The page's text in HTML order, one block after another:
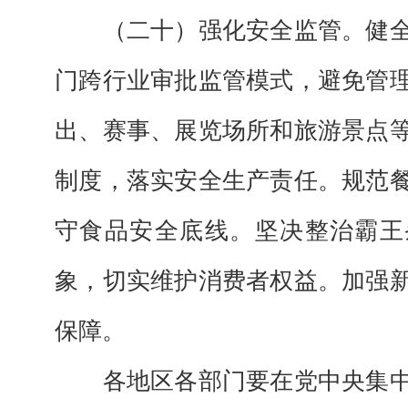
（二十）强化安全监管。健
门跨行业审批监管模式，避免管
出、赛事、展览场所和旅游景点
制度，落实安全生产责任。规范
守食品安全底线。坚决整治霸
象，切实维护消费者权益。加强
保障。
各地区各部门要在党中央集